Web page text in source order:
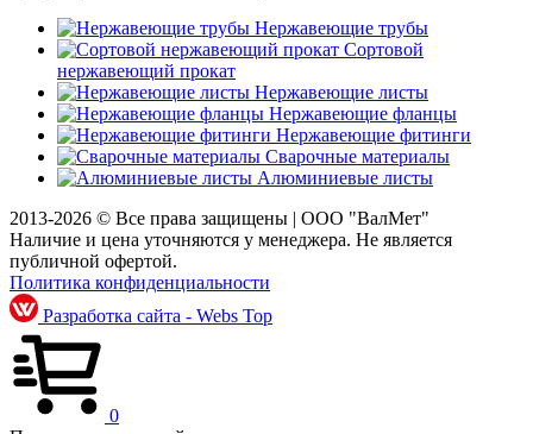
Нержавеющие трубы
Сортовой
нержавеющий прокат
Нержавеющие листы
Нержавеющие фланцы
Нержавеющие фитинги
Сварочные материалы
Алюминиевые листы
2013-2026 © Все права защищены | ООО "ВалМет"
Наличие и цена уточняются у менеджера. Не является
публичной офертой.
Политика конфиденциальности
Разработка сайта - Webs Top
0